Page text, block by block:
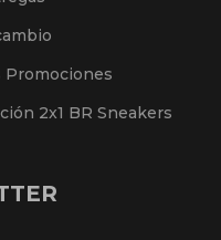
Promociones
2x1 BR Sneakers